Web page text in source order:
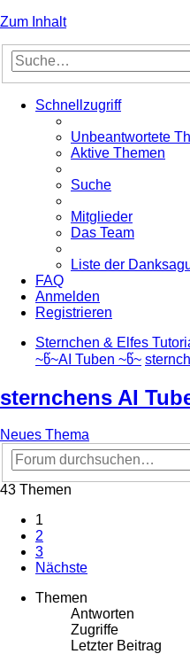
Zum Inhalt
Schnellzugriff
Unbeantwortete
Aktive Themen
Suche
Mitglieder
Das Team
Liste der
FAQ
Anmelden
Registrieren
Sternchen & Elfes
~წ~AI Tuben ~წ~
sternchens AI
Neues Thema
43 Themen
1
2
3
Nächste
Themen
Antworten
Zugriffe
Letzter Beitrag